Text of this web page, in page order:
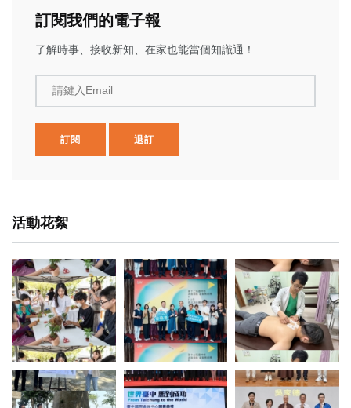
訂閱我們的電子報
了解時事、接收新知、在家也能當個知識通！
請鍵入Email
訂閱 退訂
活動花絮